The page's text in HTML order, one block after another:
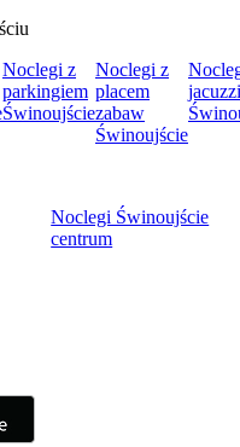
Noclegi z
parkingiem
Świnoujście
Noclegi z
placem
zabaw
Świnoujście
jacuzzi
Noclegi Świnoujście
centrum